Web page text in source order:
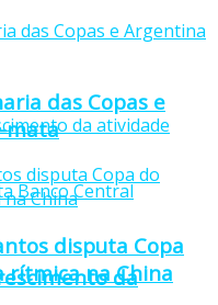
da
das Copas e
mata
disputa Copa
rítmica na China